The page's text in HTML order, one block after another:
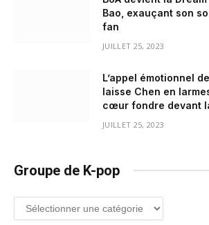
Bao, exauçant son
fan
JUILLET 25, 2023
L’appel émotionnel
laisse Chen en
cœur fondre devant
JUILLET 25, 2023
Groupe de K-pop
Groupe
de